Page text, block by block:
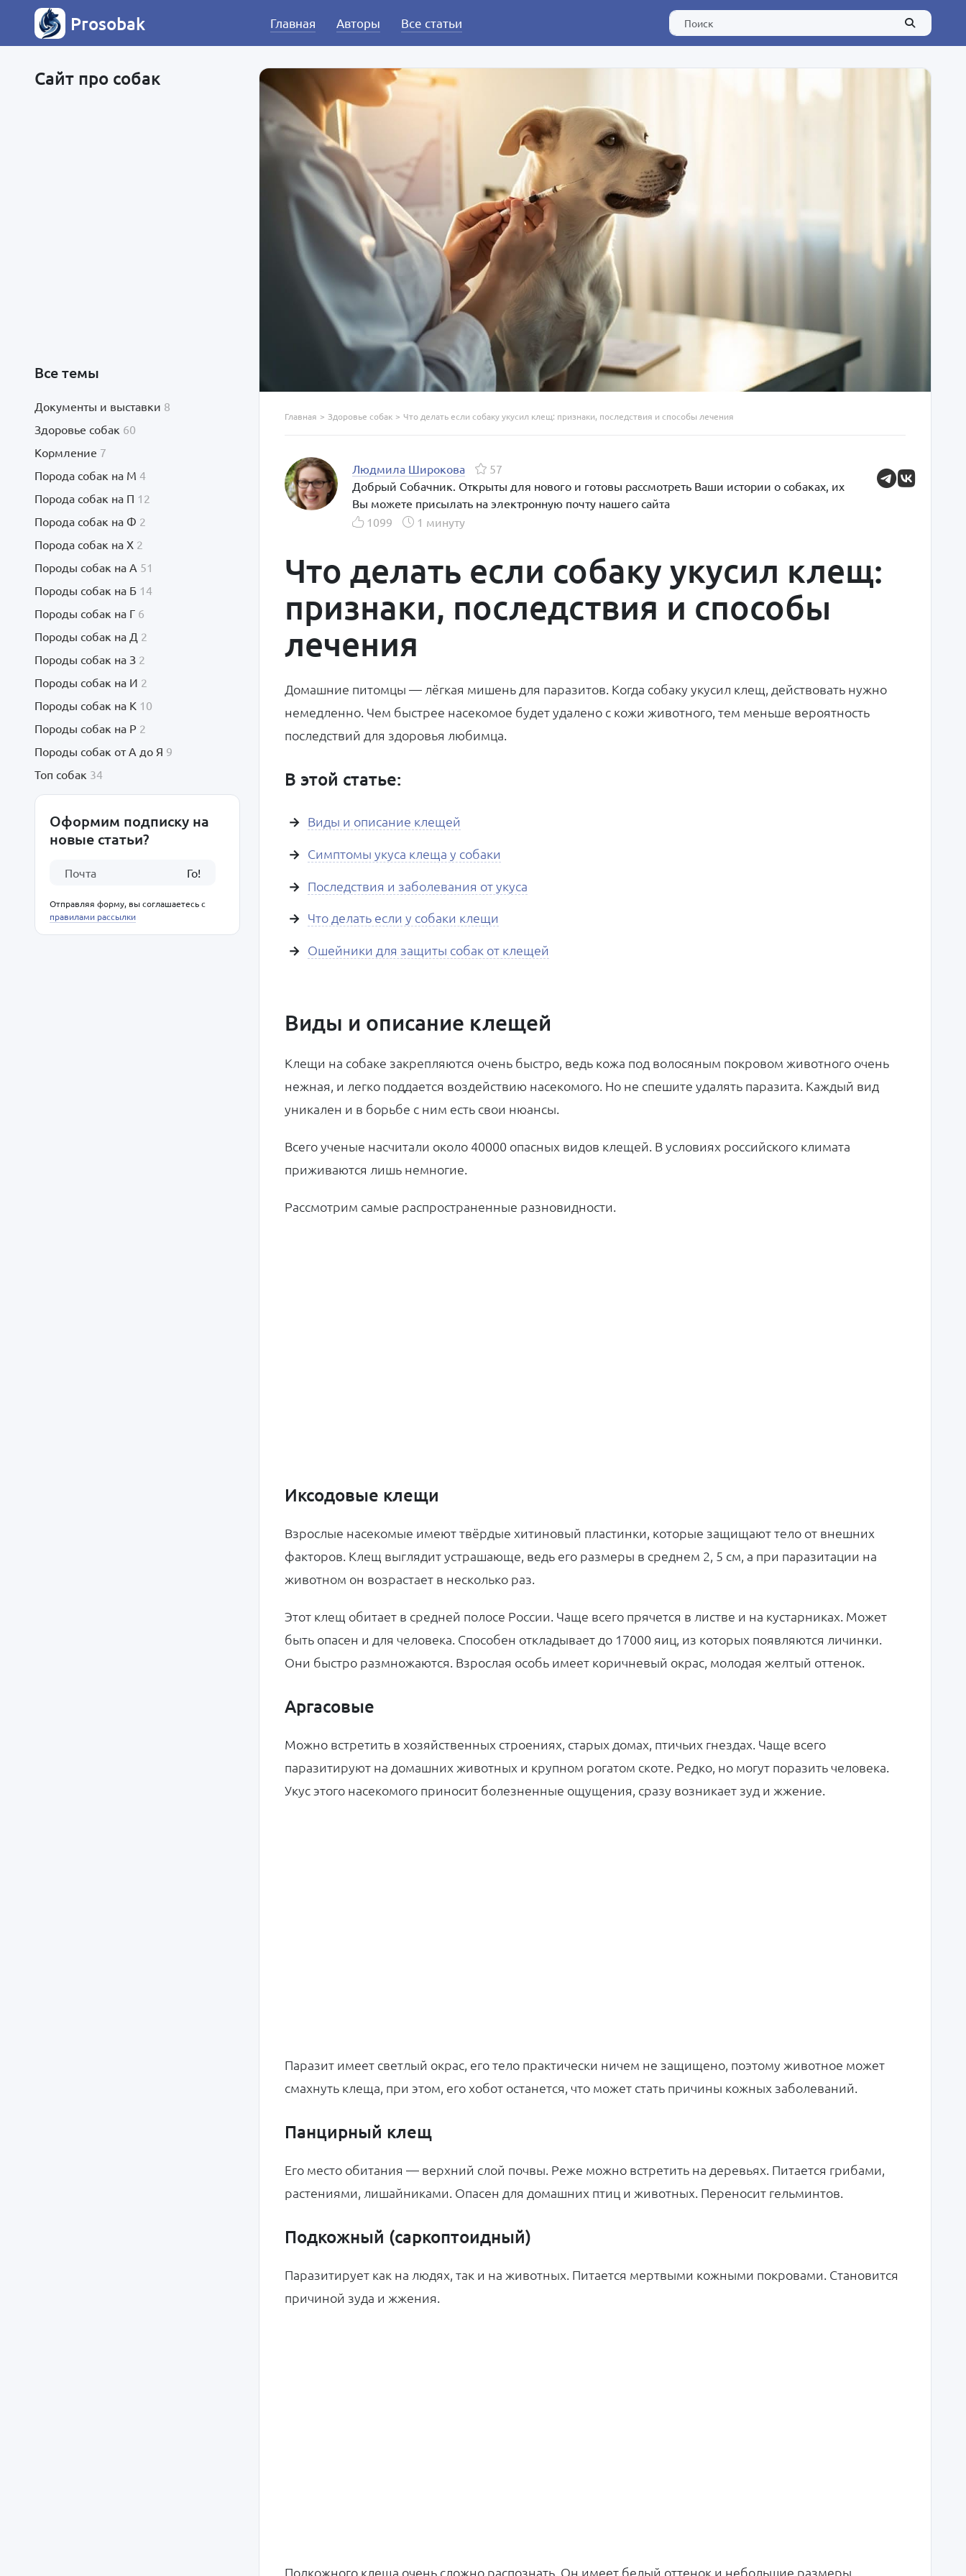
Prosobak Главная Авторы Все статьи
Сайт про собак
Все темы
Документы и выставки 8
Здоровье собак 60
Кормление 7
Порода собак на М 4
Порода собак на П 12
Порода собак на Ф 2
Порода собак на Х 2
Породы собак на А 51
Породы собак на Б 14
Породы собак на Г 6
Породы собак на Д 2
Породы собак на З 2
Породы собак на И 2
Породы собак на К 10
Породы собак на Р 2
Породы собак от А до Я 9
Топ собак 34
Оформим подписку на
новые статьи?
Го!
Отправляя форму, вы соглашаетесь с
правилами рассылки
Главная > Здоровье собак > Что делать если собаку укусил клещ: признаки, последствия и способы лечения
Людмила Широкова
57
Добрый Собачник. Открыты для нового и готовы рассмотреть Ваши истории о собаках, их
Вы можете присылать на электронную почту нашего сайта
1099
1 минуту
Что делать если собаку укусил клещ:
признаки, последствия и способы
лечения
Домашние питомцы — лёгкая мишень для паразитов. Когда собаку укусил клещ, действовать нужно
немедленно. Чем быстрее насекомое будет удалено с кожи животного, тем меньше вероятность
последствий для здоровья любимца.
В этой статье:
Виды и описание клещей
Симптомы укуса клеща у собаки
Последствия и заболевания от укуса
Что делать если у собаки клещи
Ошейники для защиты собак от клещей
Виды и описание клещей
Клещи на собаке закрепляются очень быстро, ведь кожа под волосяным покровом животного очень
нежная, и легко поддается воздействию насекомого. Но не спешите удалять паразита. Каждый вид
уникален и в борьбе с ним есть свои нюансы.
Всего ученые насчитали около 40000 опасных видов клещей. В условиях российского климата
приживаются лишь немногие.
Рассмотрим самые распространенные разновидности.
Иксодовые клещи
Взрослые насекомые имеют твёрдые хитиновый пластинки, которые защищают тело от внешних
факторов. Клещ выглядит устрашающе, ведь его размеры в среднем 2, 5 см, а при паразитации на
животном он возрастает в несколько раз.
Этот клещ обитает в средней полосе России. Чаще всего прячется в листве и на кустарниках. Может
быть опасен и для человека. Способен откладывает до 17000 яиц, из которых появляются личинки.
Они быстро размножаются. Взрослая особь имеет коричневый окрас, молодая желтый оттенок.
Аргасовые
Можно встретить в хозяйственных строениях, старых домах, птичьих гнездах. Чаще всего
паразитируют на домашних животных и крупном рогатом скоте. Редко, но могут поразить человека.
Укус этого насекомого приносит болезненные ощущения, сразу возникает зуд и жжение.
Паразит имеет светлый окрас, его тело практически ничем не защищено, поэтому животное может
смахнуть клеща, при этом, его хобот останется, что может стать причины кожных заболеваний.
Панцирный клещ
Его место обитания — верхний слой почвы. Реже можно встретить на деревьях. Питается грибами,
растениями, лишайниками. Опасен для домашних птиц и животных. Переносит гельминтов.
Подкожный (саркоптоидный)
Паразитирует как на людях, так и на животных. Питается мертвыми кожными покровами. Становится
причиной зуда и жжения.
Подкожного клеща очень сложно распознать. Он имеет белый оттенок и небольшие размеры,